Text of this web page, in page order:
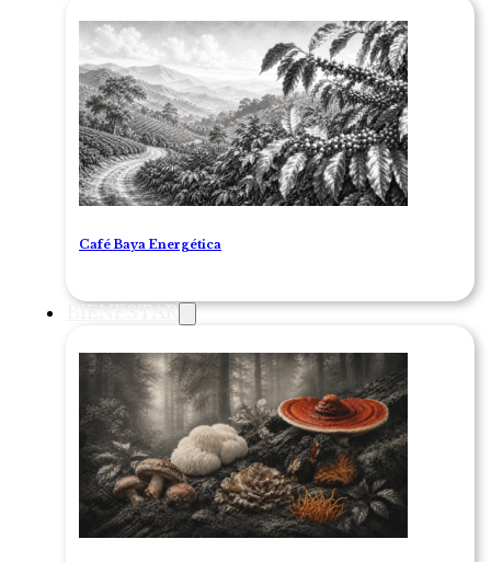
Café Baya Energética
BIENESTAR